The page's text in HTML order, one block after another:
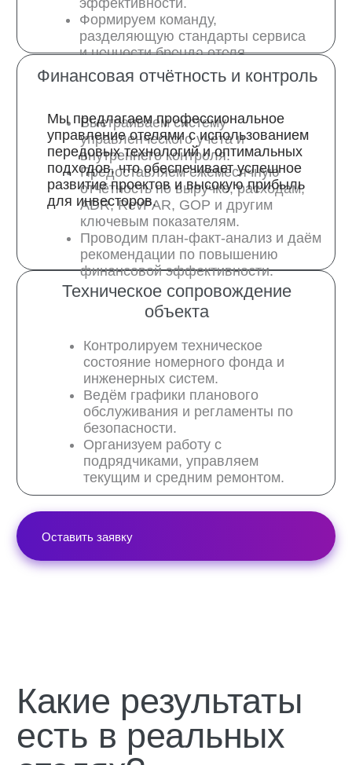
Какие результаты
есть в реальных
отелях?
300 номеров
3 месяца контроль звонков
300 номеров
3 месяца контроль звонков
3 месяца контроль звонков
100 номеров
1 месяца контроля звонков
+42%
+10%